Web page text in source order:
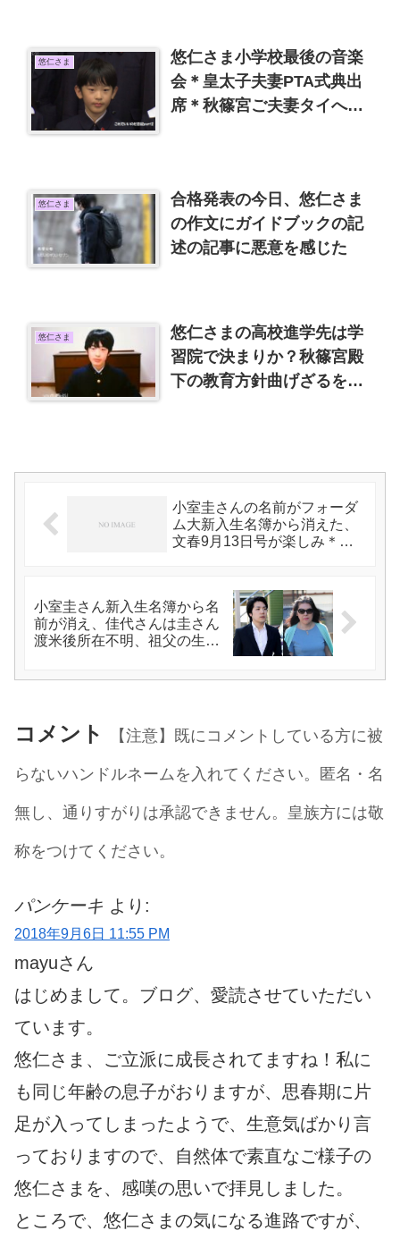
悠仁さま
悠仁さま小学校最後の音楽
会＊皇太子夫妻PTA式典出
席＊秋篠宮ご夫妻タイへ私
悠仁さま
合格発表の今日、悠仁さま
の作文にガイドブックの記
述の記事に悪意を感じた
悠仁さま
悠仁さまの高校進学先は学
習院で決まりか？秋篠宮殿
下の教育方針曲げざるをえ
小室圭さんの名前がフォーダ
ム大新入生名簿から消えた、
文春9月13日号が楽しみ＊ヴ
小室圭さん新入生名簿から名
前が消え、佳代さんは圭さん
渡米後所在不明、祖父の生存
コメント
【注意】既にコメントしている方に被
らないハンドルネームを入れてください。匿名・名
無し、通りすがりは承認できません。皇族方には敬
称をつけてください。
パンケーキ より:
2018年9月6日 11:55 PM
mayuさん
はじめまして。ブログ、愛読させていただい
ています。
悠仁さま、ご立派に成長されてますね！私に
も同じ年齢の息子がおりますが、思春期に片
足が入ってしまったようで、生意気ばかり言
っておりますので、自然体で素直なご様子の
悠仁さまを、感嘆の思いで拝見しました。
ところで、悠仁さまの気になる進路ですが、